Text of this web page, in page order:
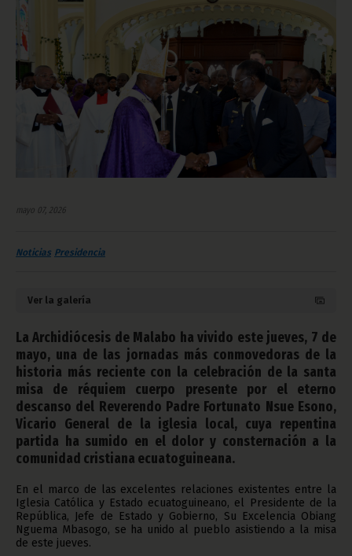
mayo 07, 2026
Noticias Presidencia
Ver la galería
La Archidiócesis de Malabo ha vivido este jueves, 7 de
mayo, una de las jornadas más conmovedoras de la
historia más reciente con la celebración de la santa
misa de réquiem cuerpo presente por el eterno
descanso del Reverendo Padre Fortunato Nsue Esono,
Vicario General de la iglesia local, cuya repentina
partida ha sumido en el dolor y consternación a la
comunidad cristiana ecuatoguineana.
En el marco de las excelentes relaciones existentes entre la
Iglesia Católica y Estado ecuatoguineano, el Presidente de la
República, Jefe de Estado y Gobierno, Su Excelencia Obiang
Nguema Mbasogo, se ha unido al pueblo asistiendo a la misa
de este jueves.